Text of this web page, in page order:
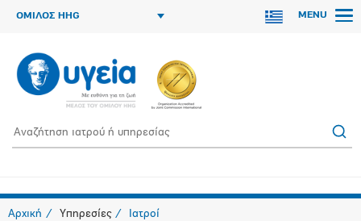
ΟΜΙΛΟΣ HHG MENU
Αρχική Υπηρεσίες Ιατροί